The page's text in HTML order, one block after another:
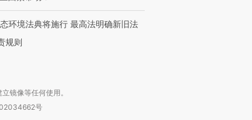
环境法典将施行 最高法明确新旧法
规则
镜像等任何使用。
号